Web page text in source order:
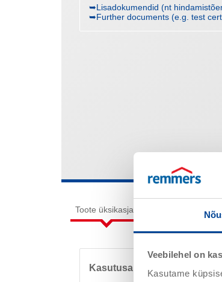
Veebilehel on
Kasutame
➥Lisadokumendid (nt
➥Further documents (e.g. test
Toote üksikasjad
Kasutusala